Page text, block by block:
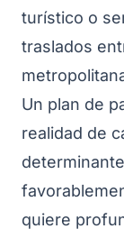
turístico o
traslados
Un plan de
realidad de
quiere